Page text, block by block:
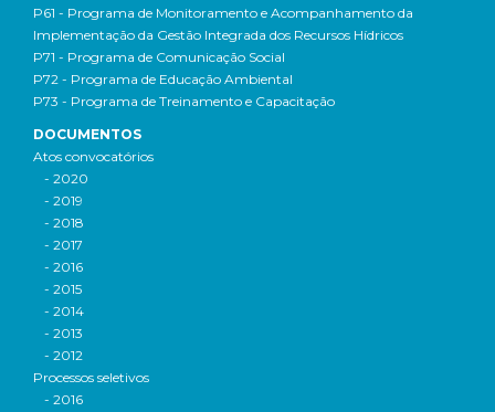
P61 - Programa de Monitoramento e Acompanhamento da
Implementação da Gestão Integrada dos Recursos Hídricos
P71 - Programa de Comunicação Social
P72 - Programa de Educação Ambiental
P73 - Programa de Treinamento e Capacitação
DOCUMENTOS
Atos convocatórios
- 2020
- 2019
- 2018
- 2017
- 2016
- 2015
- 2014
- 2013
- 2012
Processos seletivos
- 2016